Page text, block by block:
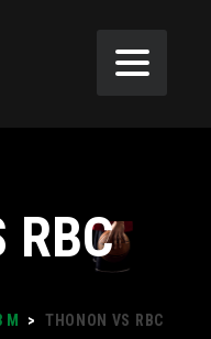
RBC
M > THONON VS RBC